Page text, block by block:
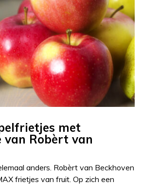
met
van Robèrt van
anders. Robèrt van Beckhoven
frietjes van fruit. Op zich een